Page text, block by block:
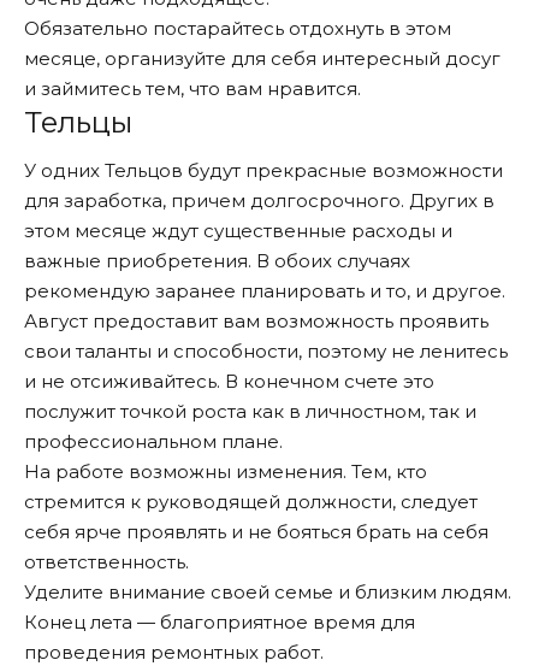
Обязательно постарайтесь отдохнуть в этом
месяце, организуйте для себя интересный досуг
и займитесь тем, что вам нравится.
Тельцы
У одних Тельцов будут прекрасные возможности
для заработка, причем долгосрочного. Других в
этом месяце ждут существенные расходы и
важные приобретения. В обоих случаях
рекомендую заранее планировать и то, и другое.
Август предоставит вам возможность проявить
свои таланты и способности, поэтому не ленитесь
и не отсиживайтесь. В конечном счете это
послужит точкой роста как в личностном, так и
профессиональном плане.
На работе возможны изменения. Тем, кто
стремится к руководящей должности, следует
себя ярче проявлять и не бояться брать на себя
ответственность.
Уделите внимание своей семье и близким людям.
Конец лета — благоприятное время для
проведения ремонтных работ.